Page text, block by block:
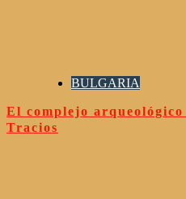
BULGARIA
El complejo
Tracios